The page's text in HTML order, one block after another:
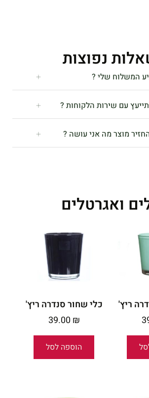
נפוצות
המשלוח שלי ?
עם שירות הלקוחות ?
מוצר מה אני עושה ?
ואגרטלים
ריץ'
כלי שחור סנדרה ריץ'
39.00 ₪
הוספה לסל